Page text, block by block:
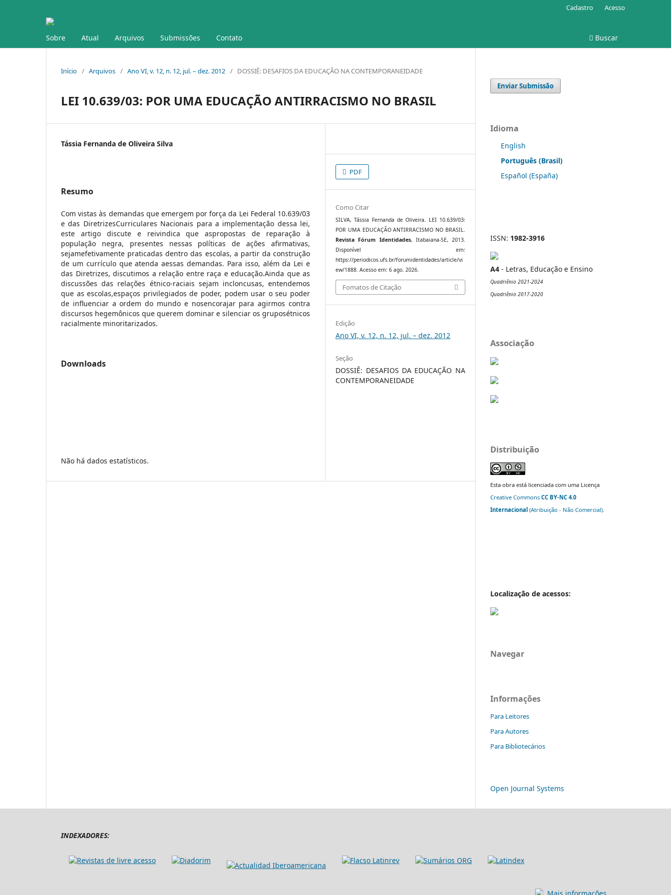
Sobre Atual Arquivos Submissões Contato Buscar
Cadastro Acesso
Início / Arquivos / Ano VI, v. 12, n. 12, jul. – dez. 2012 / DOSSIÊ: DESAFIOS DA EDUCAÇÃO NA CONTEMPORANEIDADE
LEI 10.639/03: POR UMA EDUCAÇÃO ANTIRRACISMO NO BRASIL
Tássia Fernanda de Oliveira Silva
Resumo
Com vistas às demandas que emergem por força da Lei Federal 10.639/03
e das DiretrizesCurriculares Nacionais para a implementação dessa lei,
este artigo discute e reivindica que aspropostas de reparação à
população negra, presentes nessas políticas de ações afirmativas,
sejamefetivamente praticadas dentro das escolas, a partir da construção
de um currículo que atenda aessas demandas. Para isso, além da Lei e
das Diretrizes, discutimos a relação entre raça e educação.Ainda que as
discussões das relações étnico-raciais sejam incloncusas, entendemos
que as escolas,espaços privilegiados de poder, podem usar o seu poder
de influenciar a ordem do mundo e nosencorajar para agirmos contra
discursos hegemônicos que querem dominar e silenciar os gruposétnicos
racialmente minoritarizados.
Downloads
Não há dados estatísticos.
PDF
Como Citar
SILVA, Tássia Fernanda de Oliveira. LEI 10.639/03:
POR UMA EDUCAÇÃO ANTIRRACISMO NO BRASIL.
Revista Fórum Identidades, Itabaiana-SE, 2013.
Disponível em:
https://periodicos.ufs.br/forumidentidades/article/vi
ew/1888. Acesso em: 6 ago. 2026.
Fomatos de Citação
Edição
Ano VI, v. 12, n. 12, jul. – dez. 2012
Seção
DOSSIÊ: DESAFIOS DA EDUCAÇÃO NA
CONTEMPORANEIDADE
Enviar Submissão
Idioma
English
Português (Brasil)
Español (España)
ISSN: 1982-3916
A4 - Letras, Educação e Ensino
Quadriênio 2021-2024
Quadriênio 2017-2020
Associação
Distribuição
Esta obra está licenciada com uma Licença
Creative Commons CC BY-NC 4.0
Internacional (Atribuição - Não Comercial)
Localização de acessos:
Navegar
Informações
Para Leitores
Para Autores
Para Bibliotecários
Open Journal Systems
INDEXADORES: